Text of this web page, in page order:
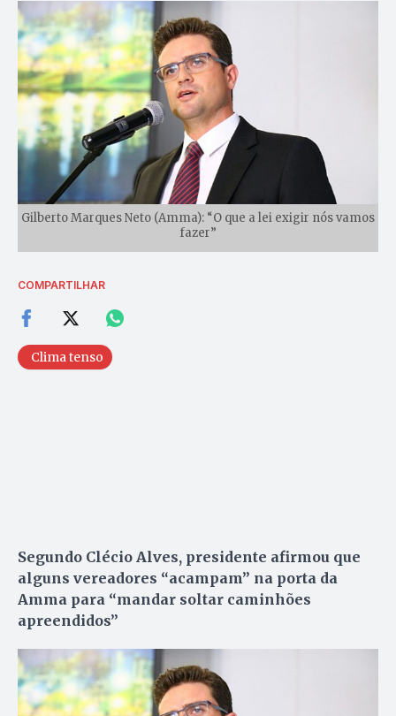
Gilberto Marques Neto (Amma): “O que a lei exigir nós vamos
fazer”
COMPARTILHAR
Clima tenso
Segundo Clécio Alves, presidente afirmou que
alguns vereadores “acampam” na porta da
Amma para “mandar soltar caminhões
apreendidos”